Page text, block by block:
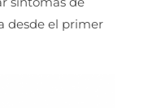
desde el primer